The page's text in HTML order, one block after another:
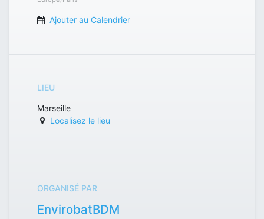
Ajouter au Calendrier
LIEU
Marseille
Localisez le lieu
ORGANISÉ PAR
EnvirobatBDM